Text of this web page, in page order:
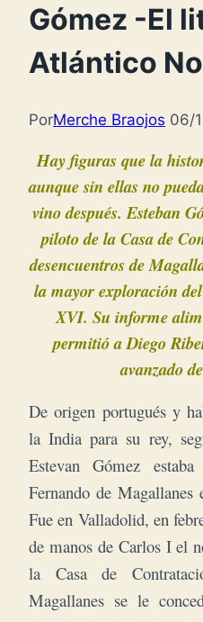
Gómez -El
Atlántico
PorMerche Braojos 06/
Hay figuras que la
aunque sin ellas no
vino después. Esteban
piloto de la Casa de
desencuentros de
la mayor exploración
XVI. Su informe
permitió a Diego
avanzado
De origen portugués y
la India para su rey,
Estevan Gómez
Fernando de
Fue en Valladolid, en
de manos de Carlos I el
la Casa de
Magallanes se le